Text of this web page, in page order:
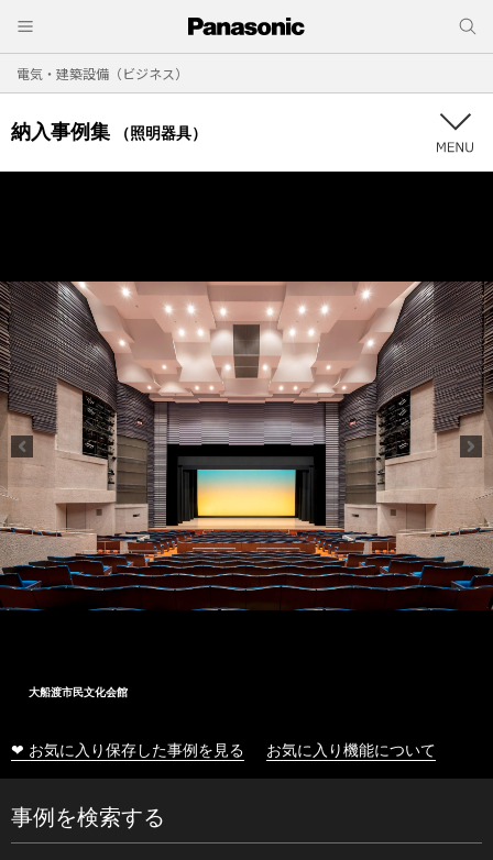
電気・建築設備（ビジネス）
納入事例集 （照明器具）
大船渡市民文化会館
❤ お気に入り保存した事例を見る お気に入り機能について
事例を検索する